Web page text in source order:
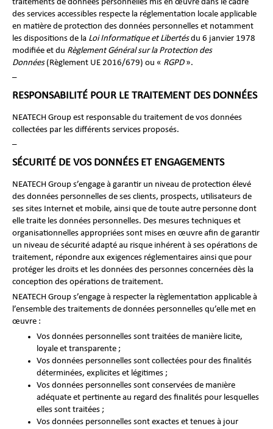
traitements de données personnelles mis en œuvre dans le cadre
des services accessibles respecte la réglementation locale applicable
en matière de protection des données personnelles et notamment
les dispositions de la Loi Informatique et Libertésdu 6 janvier 1978
modifiée et du Règlement Général sur la Protection des
Données(Règlement UE 2016/679) ou « RGPD».
–
RESPONSABILITÉ POUR LE TRAITEMENT DES DONNÉES
NEATECH Group est responsable du traitement de vos données
collectées par les différents services proposés.
–
SÉCURITÉ DE VOS DONNÉES ET ENGAGEMENTS
NEATECH Group s’engage à garantir un niveau de protection élevé
des données personnelles de ses clients, prospects, utilisateurs de
ses sites Internet et mobile, ainsi que de toute autre personne dont
elle traite les données personnelles. Des mesures techniques et
organisationnelles appropriées sont mises en œuvre afin de garantir
un niveau de sécurité adapté au risque inhérent à ses opérations de
traitement, répondre aux exigences réglementaires ainsi que pour
protéger les droits et les données des personnes concernées dès la
conception des opérations de traitement.
NEATECH Group s’engage à respecter la règlementation applicable à
l’ensemble des traitements de données personnelles qu’elle met en
œuvre :
Vos données personnelles sont traitées de manière licite,
loyale et transparente ;
Vos données personnelles sont collectées pour des finalités
déterminées, explicites et légitimes ;
Vos données personnelles sont conservées de manière
adéquate et pertinente au regard des finalités pour lesquelles
elles sont traitées ;
Vos données personnelles sont exactes et tenues à jour